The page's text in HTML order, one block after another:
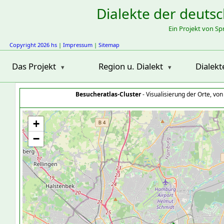
Dialekte der
Ein Projekt von
Copyright 2026 hs | Impressum | Sitemap
Das Projekt Region u. Dialekt
Besucheratlas-Cluster- Visualisierung der Orte,
+
−